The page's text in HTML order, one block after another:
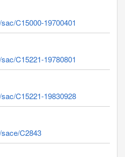
C15000-19700401
C15221-19780801
C15221-19830928
C2843